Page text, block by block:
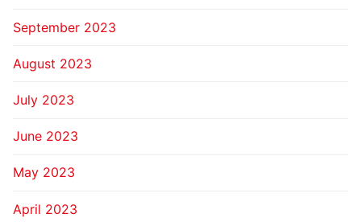
September 2023
August 2023
July 2023
June 2023
May 2023
April 2023